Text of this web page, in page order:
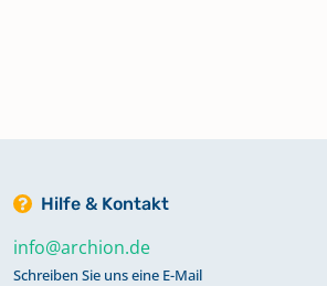
Hilfe & Kontakt
info@archion.de
Schreiben Sie uns eine E-Mail